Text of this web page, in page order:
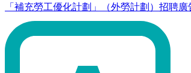
「補充勞工優化計劃」（外勞計劃）招聘廣